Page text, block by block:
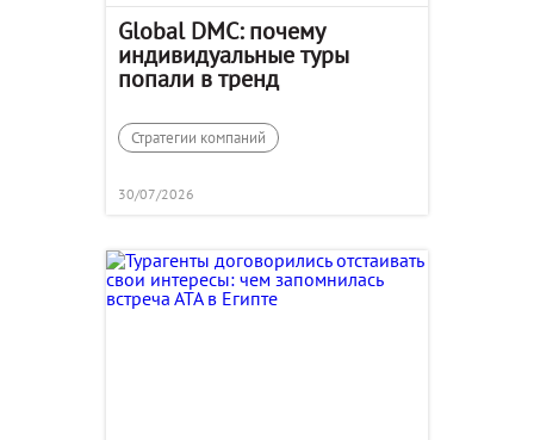
Global DMC: почему
индивидуальные туры
попали в тренд
Стратегии компаний
30/07/2026